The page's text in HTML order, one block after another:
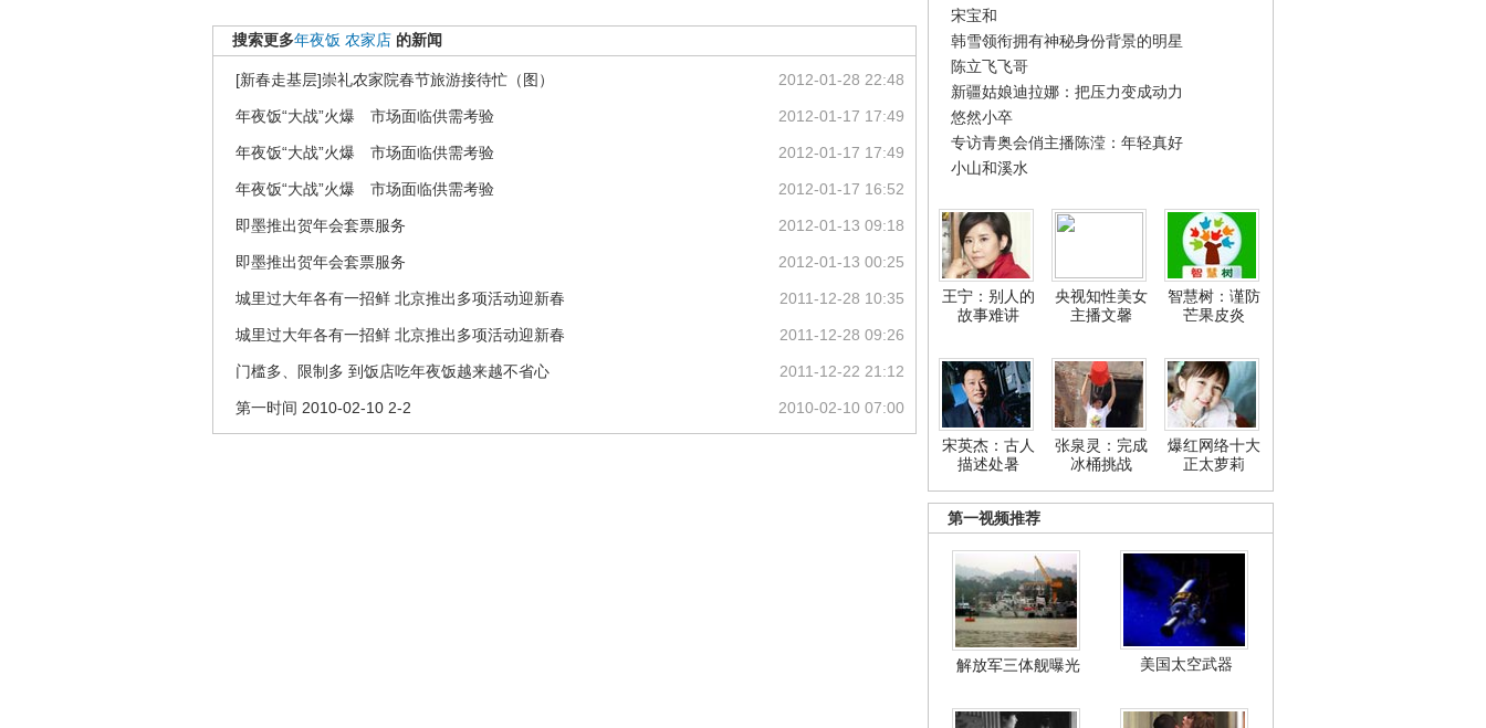
宋宝和
韩雪领衔拥有神秘身份背景的明星
陈立飞飞哥
新疆姑娘迪拉娜：把压力变成动力
悠然小卒
专访青奥会俏主播陈滢：年轻真好
小山和溪水
王宁：别人的
故事难讲
央视知性美女
主播文馨
智慧树：谨防
芒果皮炎
宋英杰：古人
描述处暑
张泉灵：完成
冰桶挑战
爆红网络十大
正太萝莉
第一视频推荐
解放军三体舰曝光 美国太空武器
搜索更多年夜饭 农家店 的新闻
2012-01-28 22:48
[新春走基层]崇礼农家院春节旅游接待忙（图）
2012-01-17 17:49
年夜饭“大战”火爆 市场面临供需考验
2012-01-17 17:49
年夜饭“大战”火爆 市场面临供需考验
2012-01-17 16:52
年夜饭“大战”火爆 市场面临供需考验
2012-01-13 09:18
即墨推出贺年会套票服务
2012-01-13 00:25
即墨推出贺年会套票服务
2011-12-28 10:35
城里过大年各有一招鲜 北京推出多项活动迎新春
2011-12-28 09:26
城里过大年各有一招鲜 北京推出多项活动迎新春
2011-12-22 21:12
门槛多、限制多 到饭店吃年夜饭越来越不省心
2010-02-10 07:00
第一时间 2010-02-10 2-2